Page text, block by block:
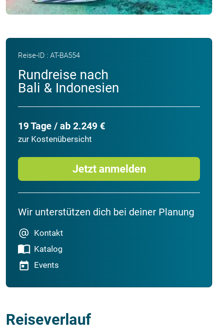
Reise-ID : AT-BA554
Rundreise nach
Bali & Indonesien
19 Tage / ab 2.249 €
zur Kostenübersicht
Jetzt anmelden
Wir unterstützen dich bei deiner Planung
Kontakt
Katalog
Events
Reiseverlauf